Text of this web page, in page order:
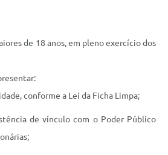
de 18 anos, em pleno exercício dos
conforme a Lei da Ficha Limpa;
de vínculo com o Poder Público